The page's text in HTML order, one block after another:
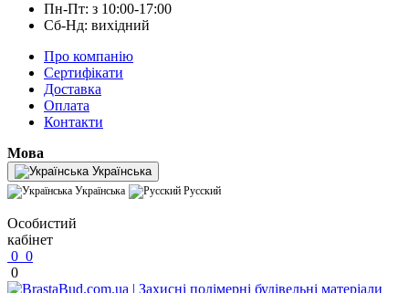
Пн-Пт: з 10:00-17:00
Сб-Нд: вихідний
Про компанію
Сертифікати
Доставка
Оплата
Контакти
Мова
Українська
Українська Русский
Особистий
кабінет
0 0
0